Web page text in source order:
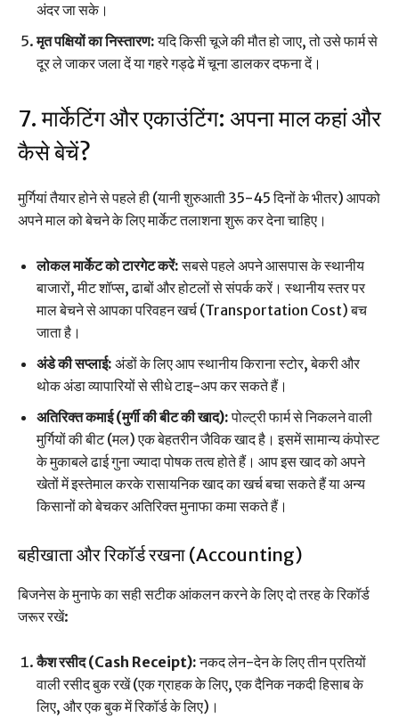
अंदर जा सके।
मृत पक्षियों का निस्तारण:यदि किसी चूजे की मौत हो जाए, तो उसे फार्म से
दूर ले जाकर जला दें या गहरे गड्ढे में चूना डालकर दफना दें।
7. मार्केटिंग और एकाउंटिंग: अपना माल कहां और
कैसे बेचें?
मुर्गियां तैयार होने से पहले ही (यानी शुरुआती 35-45 दिनों के भीतर) आपको
अपने माल को बेचने के लिए मार्केट तलाशना शुरू कर देना चाहिए।
लोकल मार्केट को टारगेट करें:सबसे पहले अपने आसपास के स्थानीय
बाजारों, मीट शॉप्स, ढाबों और होटलों से संपर्क करें। स्थानीय स्तर पर
माल बेचने से आपका परिवहन खर्च (Transportation Cost) बच
जाता है।
अंडे की सप्लाई: अंडों के लिए आप स्थानीय किराना स्टोर, बेकरी और
थोक अंडा व्यापारियों से सीधे टाइ-अप कर सकते हैं।
अतिरिक्त कमाई (मुर्गी की बीट की खाद):पोल्ट्री फार्म से निकलने वाली
मुर्गियों की बीट (मल) एक बेहतरीन जैविक खाद है। इसमें सामान्य कंपोस्ट
के मुकाबले ढाई गुना ज्यादा पोषक तत्व होते हैं। आप इस खाद को अपने
खेतों में इस्तेमाल करके रासायनिक खाद का खर्च बचा सकते हैं या अन्य
किसानों को बेचकर अतिरिक्त मुनाफा कमा सकते हैं।
बहीखाता और रिकॉर्ड रखना (Accounting)
बिजनेस के मुनाफे का सही सटीक आंकलन करने के लिए दो तरह के रिकॉर्ड
जरूर रखें:
कैश रसीद (Cash Receipt):नकद लेन-देन के लिए तीन प्रतियों
वाली रसीद बुक रखें (एक ग्राहक के लिए, एक दैनिक नकदी हिसाब के
लिए, और एक बुक में रिकॉर्ड के लिए)।